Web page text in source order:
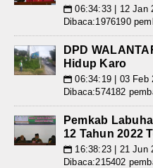
📅 06:34:33 | 12 Jan
Dibaca:1976190
DPD
Hidup Karo
📅 06:34:19 | 03 Feb
Dibaca:574182
Pemkab
12 Tahun 2022
📅 16:38:23 | 21 Jun
Dibaca:215402